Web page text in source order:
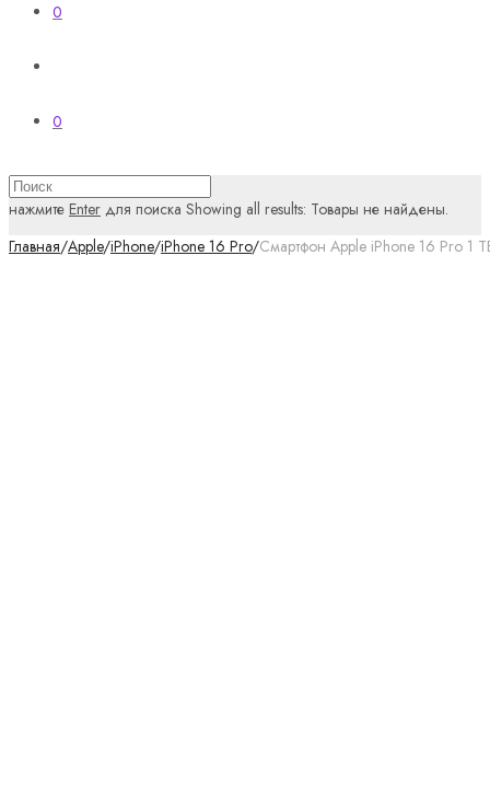
0
0
нажмите Enter для поиска Showing all results: Товары не найдены.
Главная/Apple/iPhone/iPhone 16 Pro/Смартфон Apple iPhone 16 Pro 1